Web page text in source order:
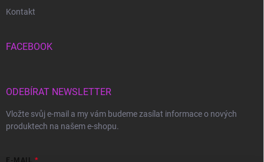
Kontakt
FACEBOOK
ODEBÍRAT NEWSLETTER
Vložte svůj e-mail a my vám budeme zasílat informace o nových
produktech na našem e-shopu.
E-MAIL